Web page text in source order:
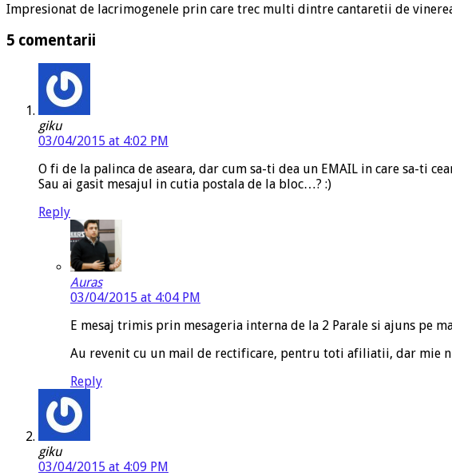
Impresionat de lacrimogenele prin care trec multi dintre cantaretii de
5 comentarii
giku
03/04/2015 at 4:02 PM
O fi de la palinca de aseara, dar cum sa-ti dea un EMAIL in care sa-ti
Sau ai gasit mesajul in cutia postala de la bloc…? :)
Reply
Auras
03/04/2015 at 4:04 PM
E mesaj trimis prin mesageria interna de la 2 Parale si ajuns pe
Au revenit cu un mail de rectificare, pentru toti afiliatii, dar mie
Reply
giku
03/04/2015 at 4:09 PM